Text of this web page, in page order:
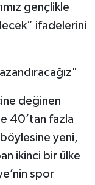
gençlikle
ifadelerini
değinen
40’tan fazla
yeni,
ikinci bir ülke
spor